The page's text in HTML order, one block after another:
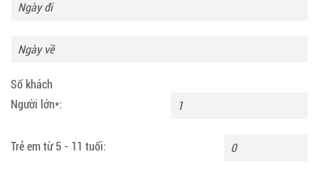
Số khách
Người lớn*:
Trẻ em từ 5 - 11 tuổi: